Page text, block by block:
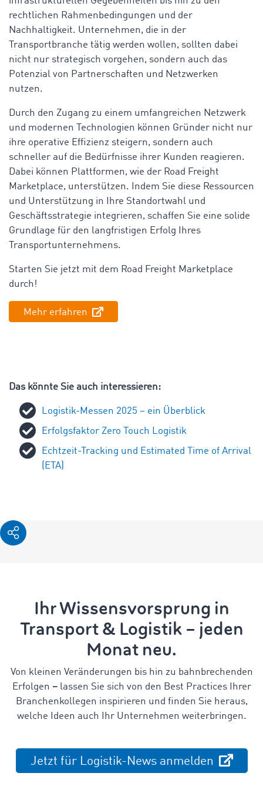
rechtlichen Rahmenbedingungen und der
Nachhaltigkeit. Unternehmen, die in der
Transportbranche tätig werden wollen, sollten dabei
nicht nur strategisch vorgehen, sondern auch das
Potenzial von Partnerschaften und Netzwerken
nutzen.
Durch den Zugang zu einem umfangreichen Netzwerk
und modernen Technologien können Gründer nicht nur
ihre operative Effizienz steigern, sondern auch
schneller auf die Bedürfnisse ihrer Kunden reagieren.
Dabei können Plattformen, wie der Road Freight
Marketplace, unterstützen. Indem Sie diese Ressourcen
und Unterstützung in Ihre Standortwahl und
Geschäftsstrategie integrieren, schaffen Sie eine solide
Grundlage für den langfristigen Erfolg Ihres
Transportunternehmens.
Starten Sie jetzt mit dem Road Freight Marketplace
durch!
Mehr erfahren
Das könnte Sie auch interessieren:
Logistik-Messen 2025 – ein Überblick
Erfolgsfaktor Zero Touch Logistik
Echtzeit-Tracking und Estimated Time of Arrival
(ETA)
Ihr Wissensvorsprung in
Transport & Logistik – jeden
Monat neu.
Von kleinen Veränderungen bis hin zu bahnbrechenden
Erfolgen –lassen Sie sich von den Best Practices Ihrer
Branchenkollegen inspirieren und finden Sie heraus,
welche Ideen auch Ihr Unternehmen weiterbringen.
Jetzt für Logistik-News anmelden